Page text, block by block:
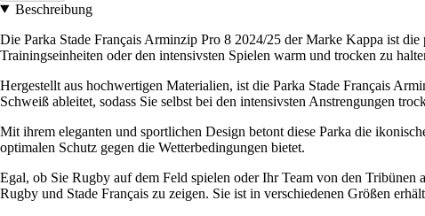
Beschreibung
Die Parka Stade Français Arminzip Pro 8 2024/25 der Marke Kappa ist
Trainingseinheiten oder den intensivsten Spielen warm und trocken zu
Hergestellt aus hochwertigen Materialien, ist die Parka Stade Français
Schweiß ableitet, sodass Sie selbst bei den intensivsten Anstrengungen
Mit ihrem eleganten und sportlichen Design betont diese Parka die
optimalen Schutz gegen die Wetterbedingungen bietet.
Egal, ob Sie Rugby auf dem Feld spielen oder Ihr Team von den
Rugby und Stade Français zu zeigen. Sie ist in verschiedenen Größen